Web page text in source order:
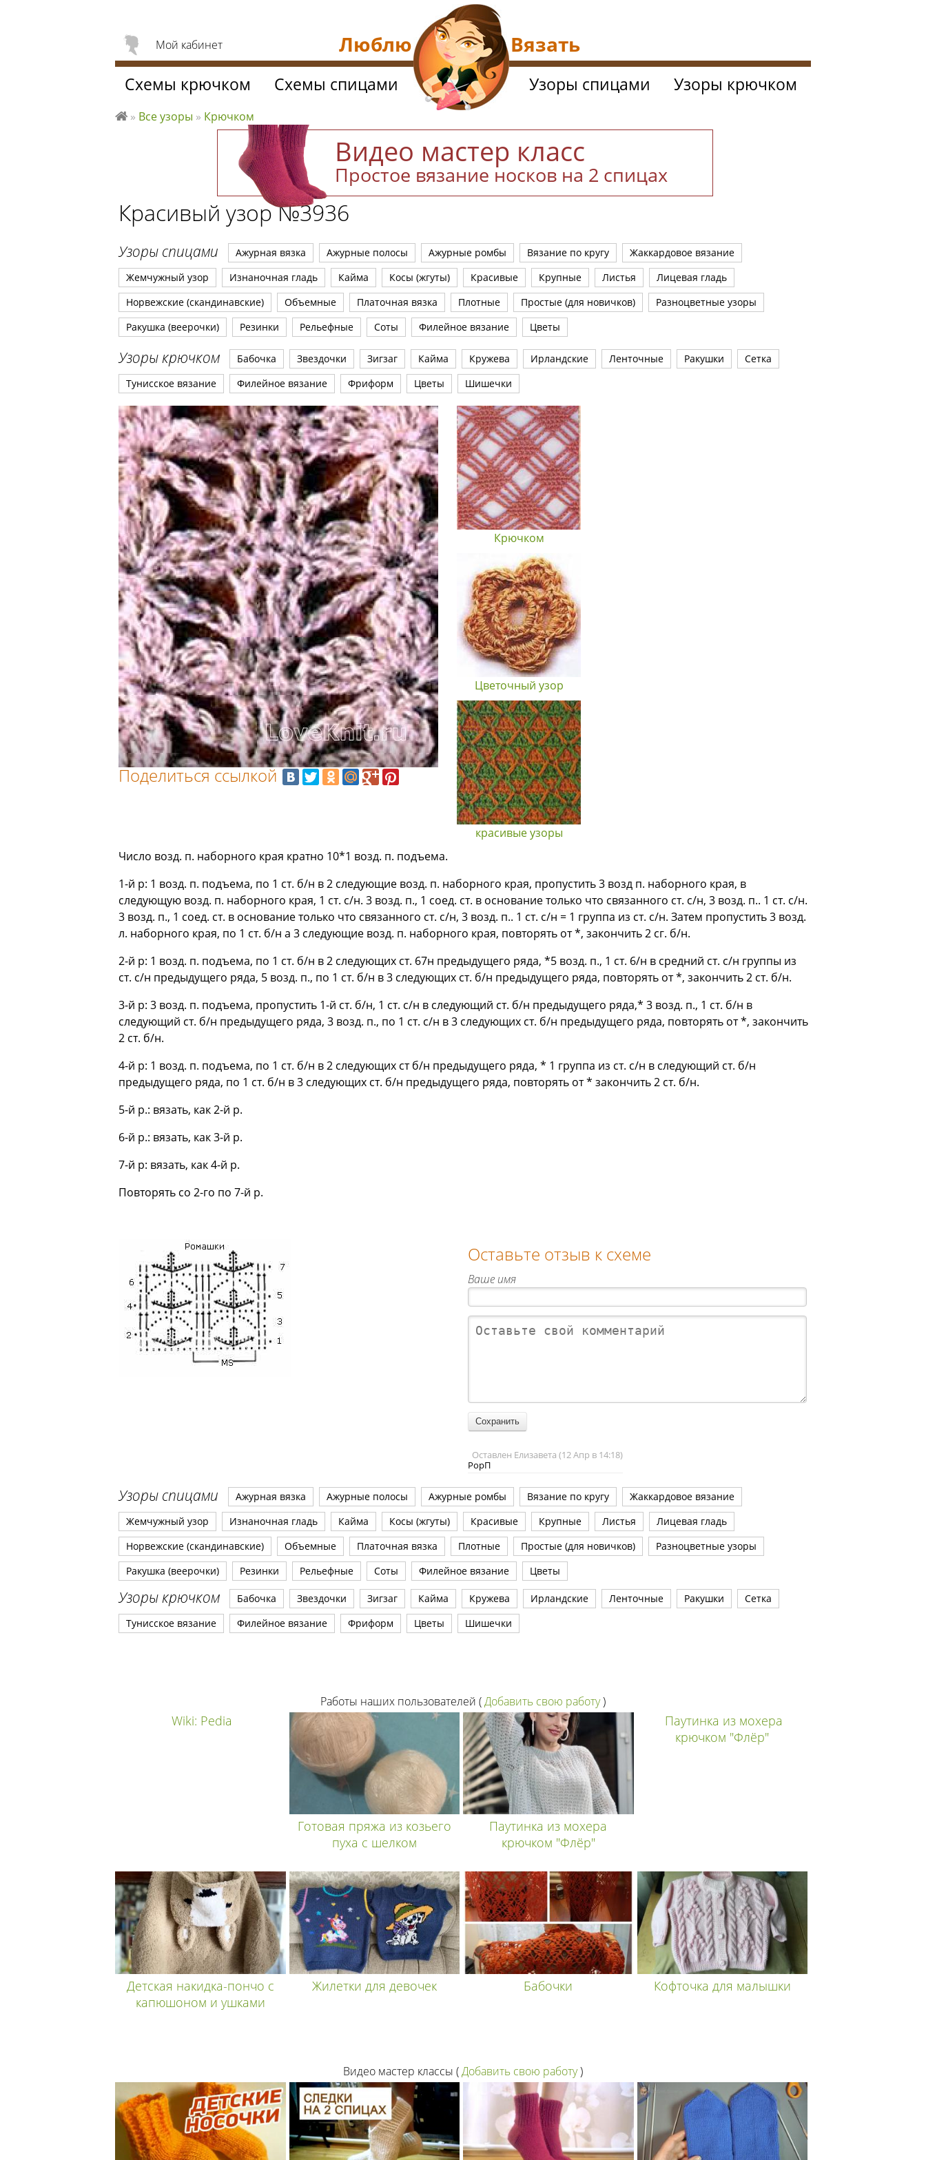
Видео мастер класс
Простое вязание носков на 2 спицах
Красивый узор №3936
Узоры спицами Ажурная вязка Ажурные полосы Ажурные ромбы Вязание по кругу
Жаккардовое вязание
Жемчужный узор
Изнаночная гладь Кайма Косы (жгуты) Красивые Крупные Листья
Лицевая гладь
Норвежские (скандинавские)
Объемные Платочная вязка Плотные Простые (для новичков)
Разноцветные узоры
Ракушка (веерочки)
Резинки Рельефные Соты Филейное вязание Цветы
Узоры крючком Бабочка Звездочки Зигзаг Кайма Кружева Ирландские Ленточные Ракушки
Сетка
Тунисское вязание
Филейное вязание Фриформ Цветы Шишечки
Поделиться ссылкой
Крючком
Цветочный узор
красивые узоры
Число возд. п. наборного края кратно 10*1 возд. п. подъема.
1-й р: 1 возд. п. подъема, по 1 ст. б/н в 2 следующие возд. п. наборного края, пропустить 3 возд п. наборного края, в
следующую возд. п. наборного края, 1 ст. с/н. 3 возд. п., 1 соед. ст. в основание только что связанного ст. с/н, 3 возд. п.. 1 ст. с/н.
3 возд. п., 1 соед. ст. в основание только что связанного ст. с/н, 3 возд. п.. 1 ст. с/н = 1 группа из ст. с/н. Затем пропустить 3 возд.
л. наборного края, по 1 ст. б/н а 3 следующие возд. п. наборного края, повторять от *, закончить 2 сг. б/н.
2-й р: 1 возд. п. подъема, по 1 ст. б/н в 2 следующих ст. 67н предыдущего ряда, *5 возд. п., 1 ст. 6/н в средний ст. с/н группы из
ст. с/н предыдущего ряда, 5 возд. п., по 1 ст. б/н в 3 следующих ст. б/н предыдущего ряда, повторять от *, закончить 2 ст. б/н.
3-й р: 3 возд. п. подъема, пропустить 1-й ст. б/н, 1 ст. с/н в следующий ст. б/н предыдущего ряда,* 3 возд. п., 1 ст. б/н в
следующий ст. б/н предыдущего ряда, 3 возд. п., по 1 ст. с/н в 3 следующих ст. б/н предыдущего ряда, повторять от *, закончить
2 ст. б/н.
4-й р: 1 возд. п. подъема, по 1 ст. б/н в 2 следующих ст б/н предыдущего ряда, * 1 группа из ст. с/н в следующий ст. б/н
предыдущего ряда, по 1 ст. б/н в 3 следующих ст. б/н предыдущего ряда, повторять от * закончить 2 ст. б/н.
5-й р.: вязать, как 2-й р.
6-й р.: вязать, как 3-й р.
7-й р: вязать, как 4-й р.
Повторять со 2-го по 7-й р.
Оставьте отзыв к схеме
Ваше имя
Оставлен Елизавета (12 Апр в 14:18)
РорП
Узоры спицами Ажурная вязка Ажурные полосы Ажурные ромбы Вязание по кругу
Жаккардовое вязание
Жемчужный узор
Изнаночная гладь Кайма Косы (жгуты) Красивые Крупные Листья
Лицевая гладь
Норвежские (скандинавские)
Объемные Платочная вязка Плотные Простые (для новичков)
Разноцветные узоры
Ракушка (веерочки)
Резинки Рельефные Соты Филейное вязание Цветы
Узоры крючком Бабочка Звездочки Зигзаг Кайма Кружева Ирландские Ленточные Ракушки
Сетка
Тунисское вязание
Филейное вязание Фриформ Цветы Шишечки
Мой кабинет
Схемы крючком Схемы спицами Узоры спицами Узоры крючком
вя
ть
» Все узоры » Крючком
Люблю Вязать
Работы наших пользователей (Добавить свою работу)
Wiki: Pedia
Готовая пряжа из козьего
пуха с шелком
Паутинка из мохера
крючком "Флёр"
Паутинка из мохера
крючком "Флёр"
Детская накидка-пончо с
капюшоном и ушками
Жилетки для девочек Бабочки Кофточка для малышки
Видео мастер классы (Добавить свою работу)